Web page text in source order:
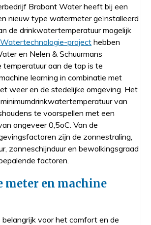
Brabant Water heeft bij een
nieuw type watermeter geïnstalleerd
de drinkwatertemperatuur mogelijk
project hebben
en Nelen & Schuurmans
aan de tap is te
learning in combinatie met
weer en de stedelijke omgeving. Het
van
te voorspellen met een
ongeveer 0,5oC. Van de
zijn de zonnestraling,
zonneschijnduur en bewolkingsgraad
factoren.
meter en machine
belangrijk voor het comfort en de